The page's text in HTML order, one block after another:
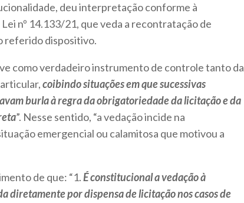
deu interpretação conforme à
nº 14.133/21, que veda a recontratação de
referido dispositivo.
como verdadeiro instrumento de controle tanto da
coibindo situações em que sucessivas
burla à regra da obrigatoriedade da licitação e da
”. Nesse sentido, “a vedação incide na
emergencial ou calamitosa que motivou a
de que: “1.É constitucional a vedação à
diretamente por dispensa de licitação nos casos de